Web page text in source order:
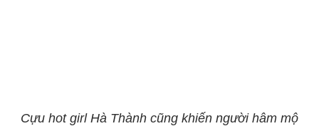
Cựu hot girl Hà Thành cũng khiến người hâm mộ